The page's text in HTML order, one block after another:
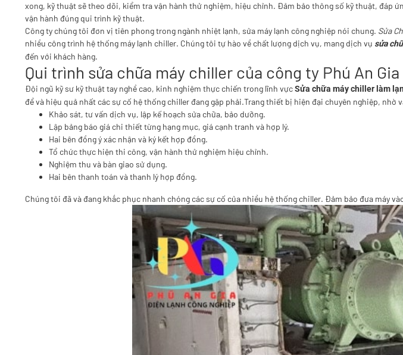
xong, kỹ thuật sẽ theo dõi, kiểm tra vận hành thử nghiệm, hiệu chỉnh. Đảm bảo thông số kỹ thuật, đáp
vận hành đúng qui trình kỹ thuật.
Công ty chúng tôi đơn vị tiên phong trong ngành nhiệt lạnh, sửa máy lạnh công nghiệp nói chung. Sửa
nhiều công trình hệ thống máy lạnh chiller. Chúng tôi tự hào về chất lượng dịch vụ, mang dịch vụ sửa
đến với khách hàng.
Qui trình sửa chữa máy chiller của công ty Phú An Gia
Đội ngũ kỹ sư kỹ thuật tay nghề cao, kinh nghiệm thực chiến trong lĩnh vựcSửa chữa máy chiller làm
để và hiệu quả nhất các sự cố hệ thống chiller đang gặp phải.Trang thiết bị hiện đại chuyên nghiệp, nhờ
Khảo sát, tư vấn dịch vụ, lập kế hoạch sửa chữa, bảo dưỡng.
Lập bảng báo giá chi thiết từng hạng mục, giá cạnh tranh và hợp lý.
Hai bên đồng ý xác nhận và ký kết hợp đồng.
Tổ chức thực hiện thi công, vận hành thử nghiệm hiệu chỉnh.
Nghiệm thu và bàn giao sử dụng.
Hai bên thanh toán và thanh lý hợp đồng.
Chúng tôi đã và đang khắc phục nhanh chóng các sự cố của nhiều hệ thống chiller. Đảm bảo đưa máy